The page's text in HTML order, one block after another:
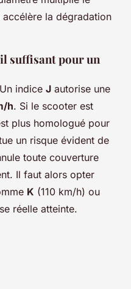
la dégradation
suffisant pour un
indice J autorise une
h. Si le scooter est
plus homologué pour
un risque évident de
toute couverture
Il faut alors opter
K (110 km/h) ou
réelle atteinte.